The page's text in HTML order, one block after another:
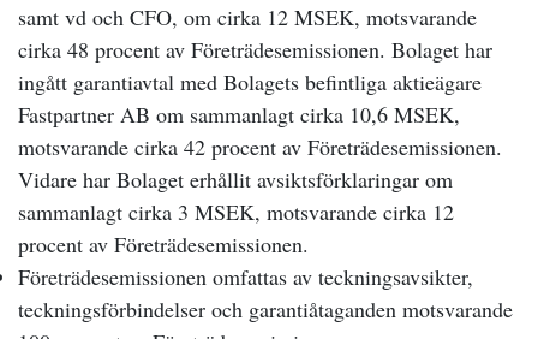
samt vd och CFO, om cirka 12 MSEK, motsvarande
cirka 48 procent av Företrädesemissionen. Bolaget har
ingått garantiavtal med Bolagets befintliga aktieägare
Fastpartner AB om sammanlagt cirka 10,6 MSEK,
motsvarande cirka 42 procent av Företrädesemissionen.
Vidare har Bolaget erhållit avsiktsförklaringar om
sammanlagt cirka 3 MSEK, motsvarande cirka 12
procent av Företrädesemissionen.
Företrädesemissionen omfattas av teckningsavsikter,
teckningsförbindelser och garantiåtaganden motsvarande